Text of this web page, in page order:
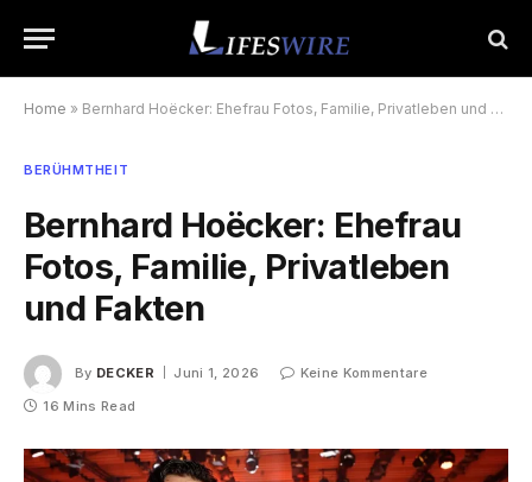
Home » Bernhard Hoëcker: Ehefrau Fotos, Familie, Privatleben und Fakten
BERÜHMTHEIT
Bernhard Hoëcker: Ehefrau
Fotos, Familie, Privatleben
und Fakten
By DECKER Juni 1, 2026
Keine Kommentare
16 Mins Read